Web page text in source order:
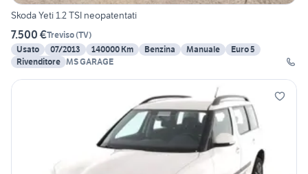
Skoda Yeti 1.2 TSI neopatentati
7.500 €Treviso(TV)
Usato
07/2013 140000 Km Benzina Manuale
Euro 5
Rivenditore MS GARAGE